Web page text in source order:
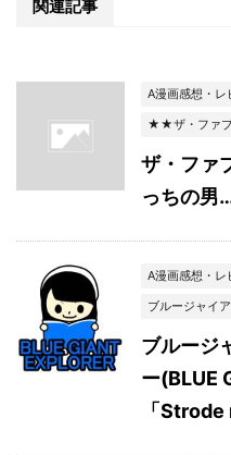
関連記事
A漫画感想・レ
★★ザ・ファ
ザ・ファ
っちの男
A漫画感想・レ
ブルージャイ
ブルージ
ー(BLUE
「